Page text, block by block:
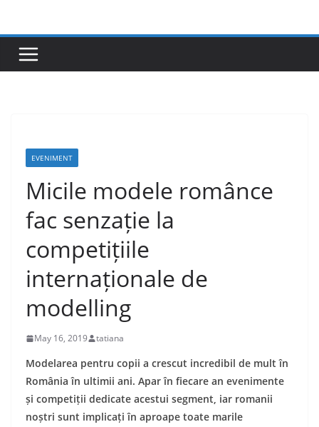
content
EVENIMENT
Micile modele românce
fac senzație la
competițiile
internaționale de
modelling
May 16, 2019 tatiana
Modelarea pentru copii a crescut incredibil de mult în
România în ultimii ani. Apar în fiecare an evenimente
și competiții dedicate acestui segment, iar romanii
noștri sunt implicați în aproape toate marile